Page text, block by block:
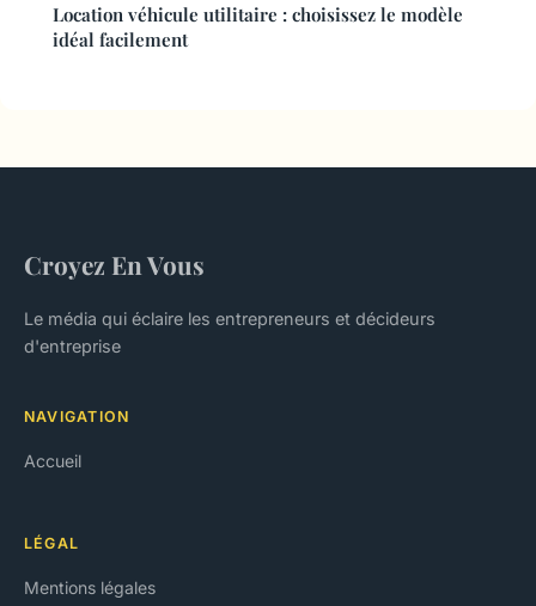
Location véhicule utilitaire : choisissez le modèle
idéal facilement
Croyez En Vous
Le média qui éclaire les entrepreneurs et décideurs
d'entreprise
NAVIGATION
Accueil
LÉGAL
Mentions légales